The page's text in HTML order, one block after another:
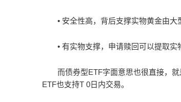
• 安全性高，背后支撑实物黄金由大
• 有实物支撑，申请赎回可以提取实
而债券型ETF字面意思也很直接，
ETF也支持T 0日内交易。